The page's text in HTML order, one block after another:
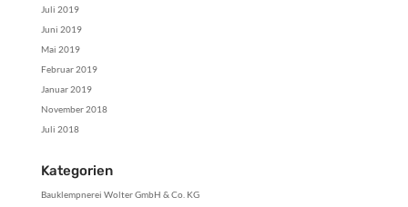
Juli 2019
Juni 2019
Mai 2019
Februar 2019
Januar 2019
November 2018
Juli 2018
Kategorien
Bauklempnerei Wolter GmbH & Co. KG